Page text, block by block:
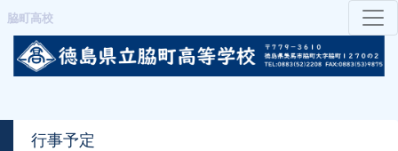
脇町高校
行事予定